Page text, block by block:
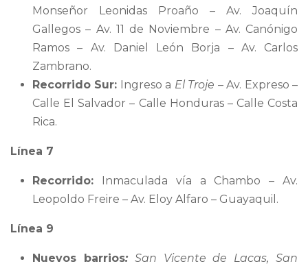
Monseñor Leonidas Proaño – Av. Joaquín
Gallegos – Av. 11 de Noviembre – Av. Canónigo
Ramos – Av. Daniel León Borja – Av. Carlos
Zambrano.
Recorrido Sur: Ingreso a El Troje – Av. Expreso –
Calle El Salvador – Calle Honduras – Calle Costa
Rica.
Línea 7
Recorrido: Inmaculada vía a Chambo – Av.
Leopoldo Freire – Av. Eloy Alfaro – Guayaquil.
Línea 9
Nuevos barrios: San Vicente de Lacas, San